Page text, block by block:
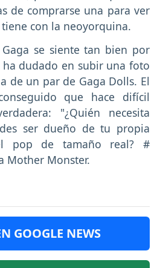
de comprarse una para ver
con la neoyorquina.
se siente tan bien por
dudado en subir una foto
de un par de Gaga Dolls. El
que hace difícil
"¿Quién necesita
ser dueño de tu propia
pop de tamaño real? #
Mother Monster.
GOOGLE NEWS